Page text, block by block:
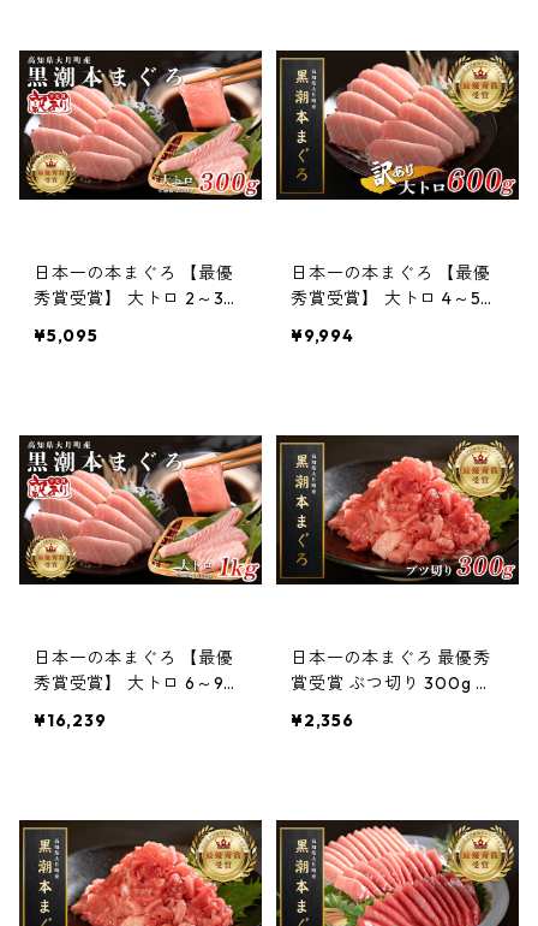
日本一の本まぐろ 【最優
秀賞受賞】 大トロ 2～3柵
養殖 3〜4人前
¥5,095
日本一の本まぐろ 【最優
秀賞受賞】 大トロ 4～5柵
養殖 6〜7人前
¥9,994
日本一の本まぐろ 【最優
秀賞受賞】 大トロ 6～9柵
10〜12人前
¥16,239
日本一の本まぐろ 最優秀
賞受賞 ぶつ切り 300g 赤
養殖 まぐろ丼 2〜3人前
¥2,356